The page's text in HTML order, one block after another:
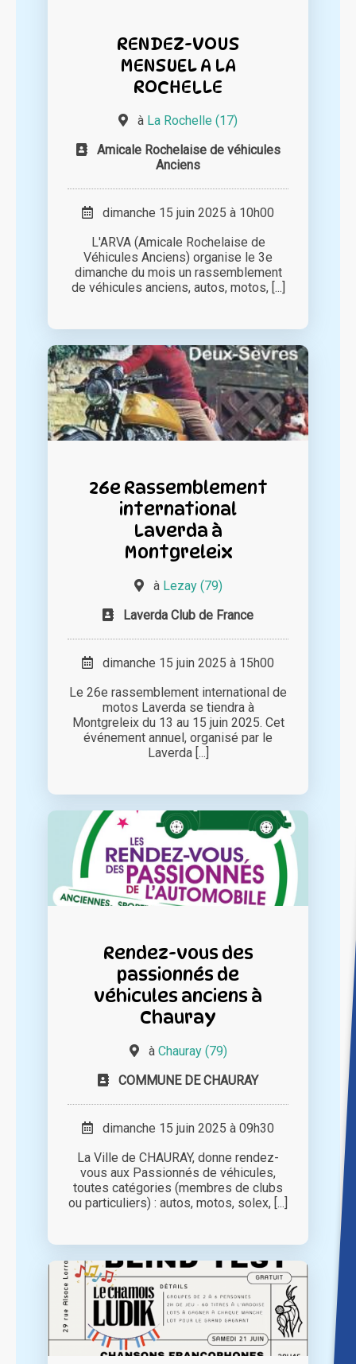
RENDEZ-VOUS
MENSUEL A LA
ROCHELLE
à La Rochelle (17)
Amicale Rochelaise de véhicules
Anciens
dimanche 15 juin 2025 à 10h00
L'ARVA (Amicale Rochelaise de
Véhicules Anciens) organise le 3e
dimanche du mois un rassemblement
de véhicules anciens, autos, motos, [...]
26e Rassemblement
international
Laverda à
Montgreleix
à Lezay (79)
Laverda Club de France
dimanche 15 juin 2025 à 15h00
Le 26e rassemblement international de
motos Laverda se tiendra à
Montgreleix du 13 au 15 juin 2025. Cet
événement annuel, organisé par le
Laverda [...]
Rendez-vous des
passionnés de
véhicules anciens à
Chauray
à Chauray (79)
COMMUNE DE CHAURAY
dimanche 15 juin 2025 à 09h30
La Ville de CHAURAY, donne rendez-
vous aux Passionnés de véhicules,
toutes catégories (membres de clubs
ou particuliers) : autos, motos, solex, [...]